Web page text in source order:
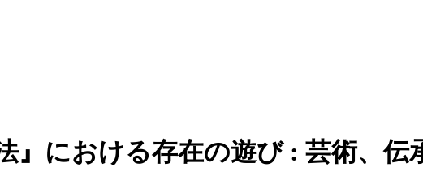
』における存在の遊び : 芸術、